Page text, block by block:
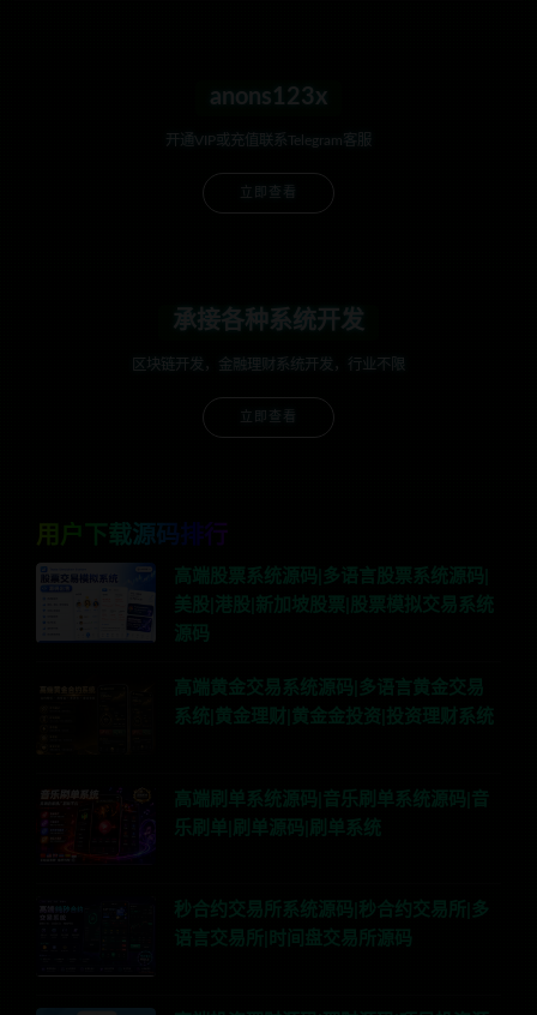
anons123x
开通VIP或充值联系Telegram客服
承接各种系统开发
区块链开发，金融理财系统开发，行业不限
用户下载源码排行
高端股票系统源码|多语言股票系统源码|
美股|港股|新加坡股票|股票模拟交易系统
源码
高端黄金交易系统源码|多语言黄金交易
系统|黄金理财|黄金金投资|投资理财系统
高端刷单系统源码|音乐刷单系统源码|音
乐刷单|刷单源码|刷单系统
秒合约交易所系统源码|秒合约交易所|多
语言交易所|时间盘交易所源码